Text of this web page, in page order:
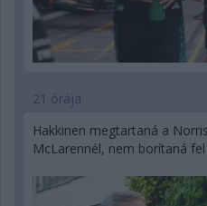
21 órája
Hakkinen megtartaná a
McLarennél, nem borítaná